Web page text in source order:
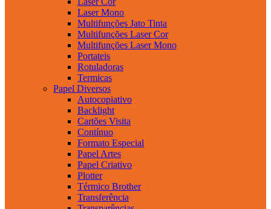
Laser Mono
Multifunções Jato Tinta
Multifunções Laser Cor
Multifunções Laser Mono
Portateis
Rotuladoras
Termicas
Papel Diversos
Autocopiativo
Backlight
Cartões Visita
Contínuo
Formato Especial
Papel Artes
Papel Criativo
Plotter
Térmico Brother
Transferência